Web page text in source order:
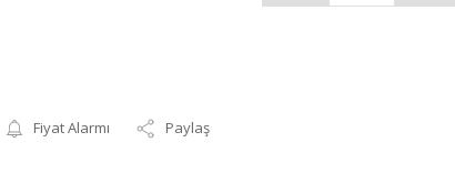
Fiyat Alarmı Paylaş